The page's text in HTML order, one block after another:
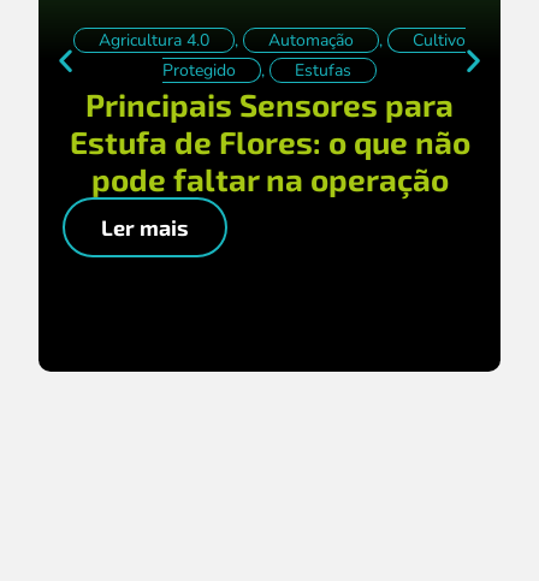
Agricultura 4.0 , Automação ,
Cultivo
Protegido
, Estufas
Principais Sensores para
Estufa de Flores: o que não
pode faltar na operação
Ler mais